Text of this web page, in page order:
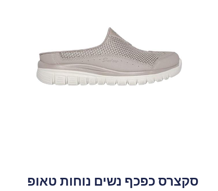
סקצרס כפכף נשים נוחות טאופ